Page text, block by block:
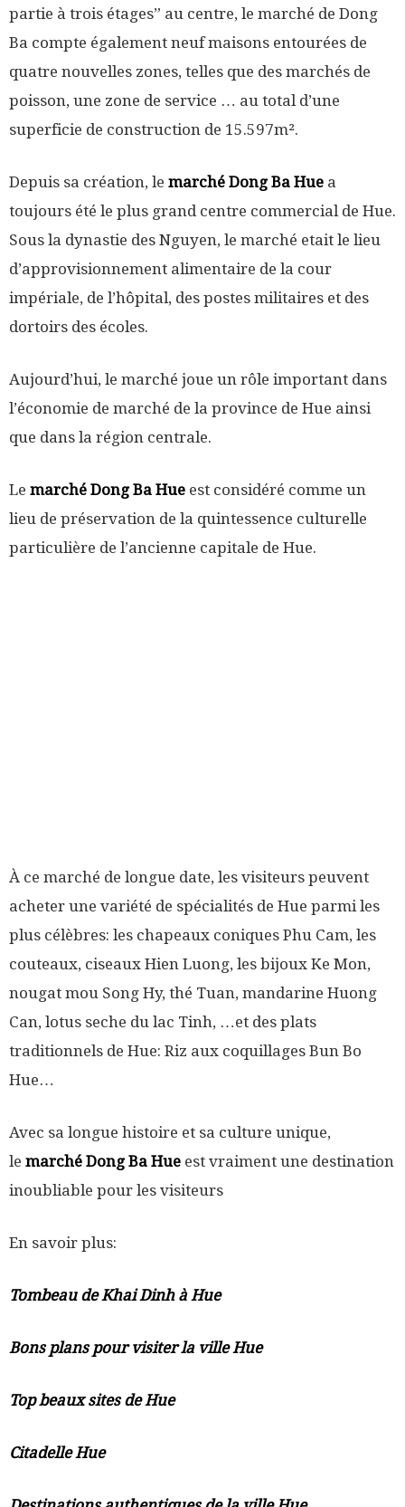
partie à trois étages” au centre, le marché de Dong
Ba compte également neuf maisons entourées de
quatre nouvelles zones, telles que des marchés de
poisson, une zone de service … au total d’une
superficie de construction de 15.597m².
Depuis sa création, le marché Dong Ba Hue a
toujours été le plus grand centre commercial de Hue.
Sous la dynastie des Nguyen, le marché etait le lieu
d’approvisionnement alimentaire de la cour
impériale, de l’hôpital, des postes militaires et des
dortoirs des écoles.
Aujourd’hui, le marché joue un rôle important dans
l’économie de marché de la province de Hue ainsi
que dans la région centrale.
Le marché Dong Ba Hue est considéré comme un
lieu de préservation de la quintessence culturelle
particulière de l’ancienne capitale de Hue.
À ce marché de longue date, les visiteurs peuvent
acheter une variété de spécialités de Hue parmi les
plus célèbres: les chapeaux coniques Phu Cam, les
couteaux, ciseaux Hien Luong, les bijoux Ke Mon,
nougat mou Song Hy, thé Tuan, mandarine Huong
Can, lotus seche du lac Tinh, …et des plats
traditionnels de Hue: Riz aux coquillages Bun Bo
Hue…
Avec sa longue histoire et sa culture unique,
le marché Dong Ba Hue est vraiment une destination
inoubliable pour les visiteurs
En savoir plus:
Tombeau de Khai Dinh à Hue
Bons plans pour visiter la ville Hue
Top beaux sites de Hue
Citadelle Hue